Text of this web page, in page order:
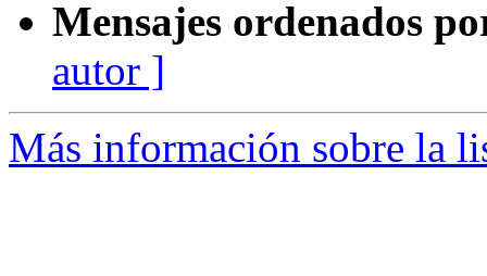
Mensajes ordenados
autor ]
Más información sobre la